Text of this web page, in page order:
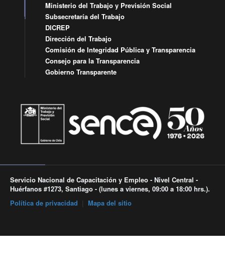
Ministerio del Trabajo y Previsión Social
Subsecretaría del Trabajo
DICREP
Dirección del Trabajo
Comisión de Integridad Pública y Transparencia
Consejo para la Transparencia
Gobierno Transparente
Servicio Nacional de Capacitación y Empleo - Nivel Central -
Huérfanos #1273, Santiago - (lunes a viernes, 09:00 a 18:00 hrs.).
Política de privacidad
Mapa del sitio